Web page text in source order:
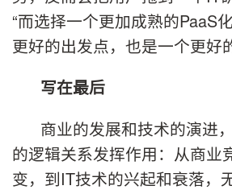
“而选择一个更加成熟的PaaS
更好的出发点，也是一个更好
写在最后
商业的发展和技术的演进
的逻辑关系发挥作用：从商业
变，到IT技术的兴起和衰落，